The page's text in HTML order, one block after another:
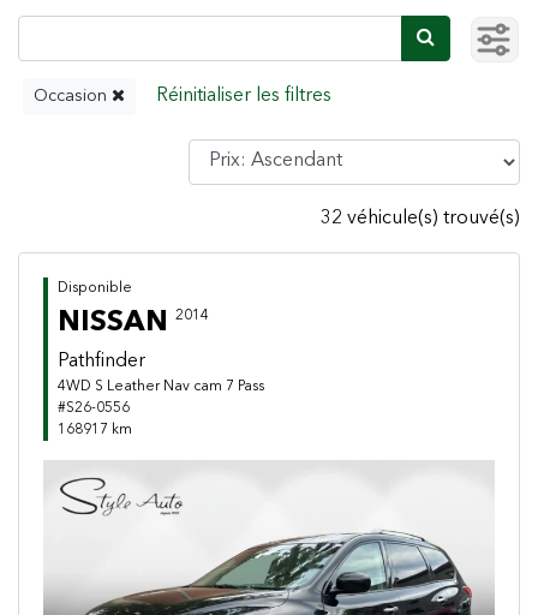
Occasion
32 véhicule(s) trouvé(s)
Disponible
NISSAN 2014
Pathfinder
4WD S Leather Nav cam 7 Pass
#S26-0556
168917 km